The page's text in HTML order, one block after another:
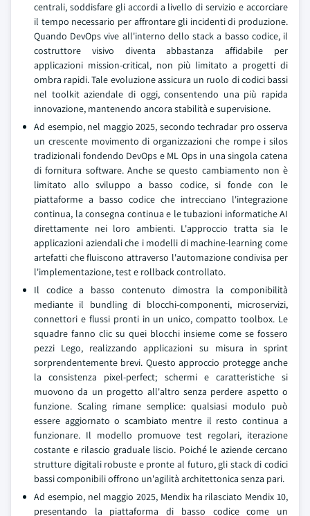
centrali, soddisfare gli accordi a livello di servizio e accorciare
il tempo necessario per affrontare gli incidenti di produzione.
Quando DevOps vive all'interno dello stack a basso codice, il
costruttore visivo diventa abbastanza affidabile per
applicazioni mission-critical, non più limitato a progetti di
ombra rapidi. Tale evoluzione assicura un ruolo di codici bassi
nel toolkit aziendale di oggi, consentendo una più rapida
innovazione, mantenendo ancora stabilità e supervisione.
Ad esempio, nel maggio 2025, secondo techradar pro osserva
un crescente movimento di organizzazioni che rompe i silos
tradizionali fondendo DevOps e ML Ops in una singola catena
di fornitura software. Anche se questo cambiamento non è
limitato allo sviluppo a basso codice, si fonde con le
piattaforme a basso codice che intrecciano l'integrazione
continua, la consegna continua e le tubazioni informatiche AI
direttamente nei loro ambienti. L'approccio tratta sia le
applicazioni aziendali che i modelli di machine-learning come
artefatti che fluiscono attraverso l'automazione condivisa per
l'implementazione, test e rollback controllato.
Il codice a basso contenuto dimostra la componibilità
mediante il bundling di blocchi-componenti, microservizi,
connettori e flussi pronti in un unico, compatto toolbox. Le
squadre fanno clic su quei blocchi insieme come se fossero
pezzi Lego, realizzando applicazioni su misura in sprint
sorprendentemente brevi. Questo approccio protegge anche
la consistenza pixel-perfect; schermi e caratteristiche si
muovono da un progetto all'altro senza perdere aspetto o
funzione. Scaling rimane semplice: qualsiasi modulo può
essere aggiornato o scambiato mentre il resto continua a
funzionare. Il modello promuove test regolari, iterazione
costante e rilascio graduale liscio. Poiché le aziende cercano
strutture digitali robuste e pronte al futuro, gli stack di codici
bassi componibili offrono un'agilità architettonica senza pari.
Ad esempio, nel maggio 2025, Mendix ha rilasciato Mendix 10,
presentando la piattaforma di basso codice come un